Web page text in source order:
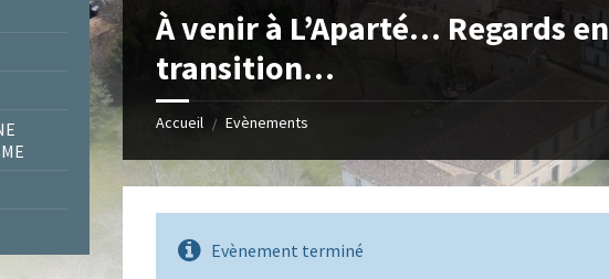
À venir à L’Aparté… Regards en
transition…
Accueil / Evènements
Evènement terminé